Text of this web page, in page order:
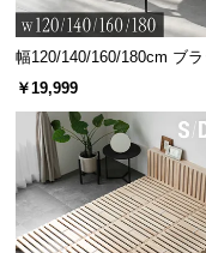
幅120/140/160/180cm ブラ
レーム ダイニング 大理石
￥19,999